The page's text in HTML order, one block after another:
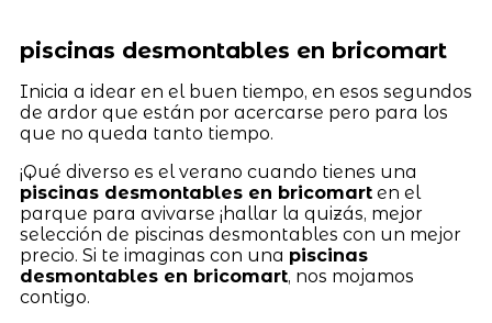
piscinas desmontables en bricomart
Inicia a idear en el buen tiempo, en esos segundos
de ardor que están por acercarse pero para los
que no queda tanto tiempo.
¡Qué diverso es el verano cuando tienes una
piscinas desmontables en bricomarten el
parque para avivarse ¡hallar la quizás, mejor
selección de piscinas desmontables con un mejor
precio. Si te imaginas con una piscinas
desmontables en bricomart, nos mojamos
contigo.